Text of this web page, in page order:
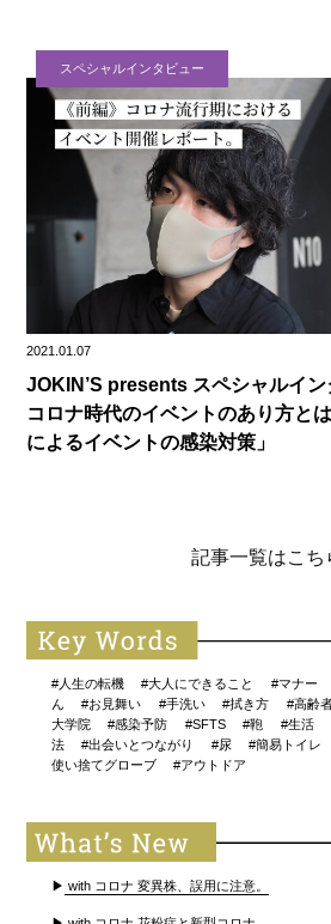
スペシャルインタビュー
2021.01.07
JOKIN’S presents スペシャルイン
コロナ時代のイベントのあり方と
によるイベントの感染対策」
記事一覧はこち
#人生の転機 #大人にできること #マナー
ん
#お見舞い #手洗い #拭き方 #高齢
大学院
#感染予防 #SFTS #鞄 #生活
法
#出会いとつながり #尿 #簡易トイレ
使い捨てグローブ
#アウトドア
▶ with コロナ 変異株、誤用に注意。